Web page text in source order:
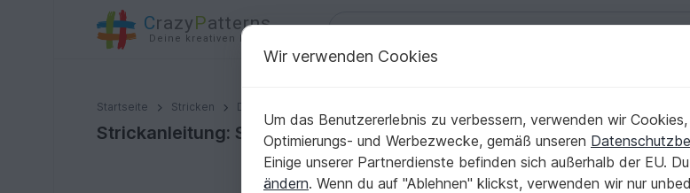
CrazyPatterns
Deine kreativen Ideen
Startseite Stricken Damen
Strickanleitung: Stulpen "Trena" aus Sockenwolle
Strickanleitung: Stulpen "Trena" aus Sockenwolle
Wir verwenden Cookies
Um das Benutzererlebnis zu verbessern, verwenden wir
Optimierungs- und Werbezwecke, gemäß unseren
Einige unserer Partnerdienste befinden sich außerhalb der EU.
ändern. Wenn du auf "Ablehnen" klickst, verwenden wir nur